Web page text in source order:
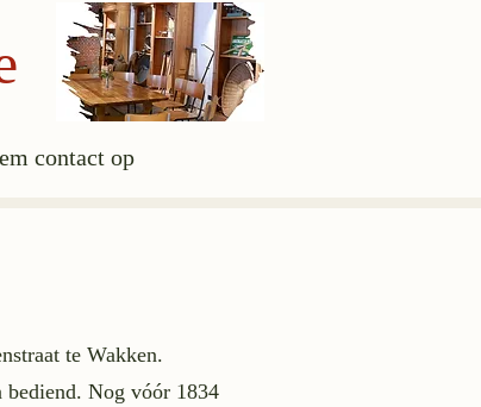
contact op
te Wakken.
Nog vóór 1834